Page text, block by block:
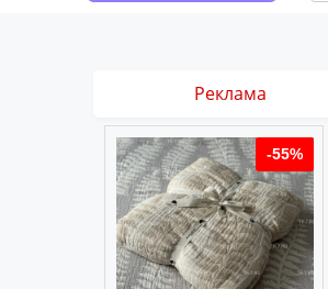
Реклама
-55%